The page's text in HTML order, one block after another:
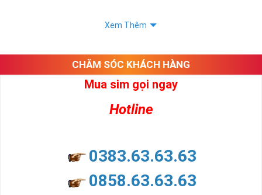
đẳng cấp cũng như vị thế của mình.
Sim Lục Quý 7 - "Sim Đẳng cấp - Số Doanh nhân"
Sim Lục Quý 9 có ý nghĩa gì?
Sim lục quý 9 gồm 6 số 9 năm đuôi số điện thoại ví như rồng cuộn,
Xem Thêm
CHĂM SÓC KHÁCH HÀNG
Mua sim gọi ngay
Hotline
0383.63.63.63
0858.63.63.63